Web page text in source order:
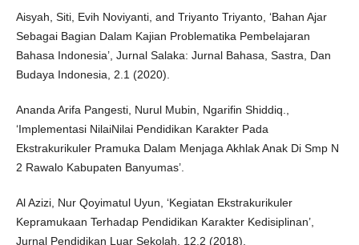
Aisyah, Siti, Evih Noviyanti, and Triyanto Triyanto, ‘Bahan Ajar
Sebagai Bagian Dalam Kajian Problematika Pembelajaran
Bahasa Indonesia’, Jurnal Salaka: Jurnal Bahasa, Sastra, Dan
Budaya Indonesia, 2.1 (2020).
Ananda Arifa Pangesti, Nurul Mubin, Ngarifin Shiddiq.,
‘Implementasi NilaiNilai Pendidikan Karakter Pada
Ekstrakurikuler Pramuka Dalam Menjaga Akhlak Anak Di Smp N
2 Rawalo Kabupaten Banyumas’.
Al Azizi, Nur Qoyimatul Uyun, ‘Kegiatan Ekstrakurikuler
Kepramukaan Terhadap Pendidikan Karakter Kedisiplinan’,
Jurnal Pendidikan Luar Sekolah, 12.2 (2018),